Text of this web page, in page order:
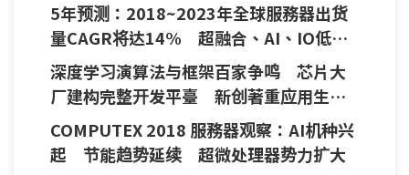
5年预测：2018~2023年全球服務器出货
量CAGR将达14% 超融合、AI、IO低延
迟与网速提升蔚为趋势
深度学习演算法与框架百家争鸣 芯片大
厂建构完整开发平臺 新创著重应用生态
系建构
COMPUTEX 2018 服務器观察：AI机种兴
起 节能趋势延续 超微处理器势力扩大